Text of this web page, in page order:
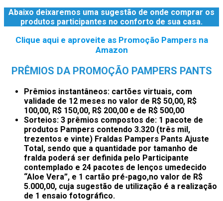
Abaixo deixaremos uma sugestão de onde comprar os
produtos participantes no conforto de sua casa.
Clique aqui e aproveite as Promoção Pampers na
Amazon
PRÊMIOS DA PROMOÇÃO PAMPERS PANTS
Prêmios instantâneos: cartões virtuais, com
validade de 12 meses no valor de R$ 50,00, R$
100,00, R$ 150,00, R$ 200,00 e de R$ 500,00
Sorteios: 3 prêmios compostos de: 1 pacote de
produtos Pampers contendo 3.320 (três mil,
trezentos e vinte) Fraldas Pampers Pants Ajuste
Total, sendo que a quantidade por tamanho de
fralda poderá ser definida pelo Participante
contemplado e 24 pacotes de lenços umedecido
“Aloe Vera”, e 1 cartão pré-pago,no valor de R$
5.000,00, cuja sugestão de utilização é a realização
de 1 ensaio fotográfico.